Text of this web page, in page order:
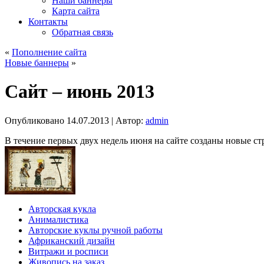
Карта сайта
Контакты
Обратная связь
« Пополнение сайта
Новые баннеры »
Сайт – июнь 2013
Опубликовано 14.07.2013 | Автор: admin
В течение первых двух недель июня на сайте созданы новые
Авторская кукла
Анималистика
Авторские куклы ручной работы
Африканский дизайн
Витражи и росписи
Живопись на заказ